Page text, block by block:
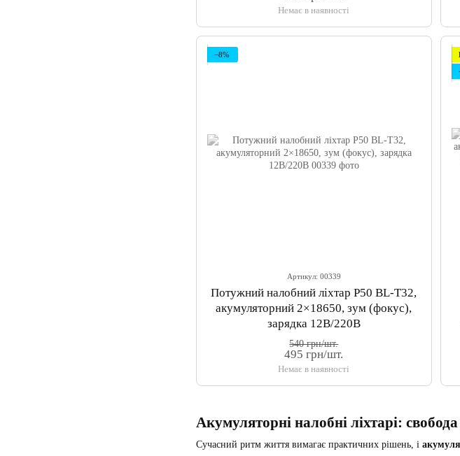
Акумуляторні налобні ліхтарі:
Сучасний ритм життя вимагає практичних рішень, і
Немає в наявності
−8%
Артикул: 00339
Потужний налобний ліхтар P50 BL-T32,
акумуляторний 2×18650, зум (фокус),
зарядка 12В/220В
540 грн/шт.
495 грн/шт.
Немає в наявності